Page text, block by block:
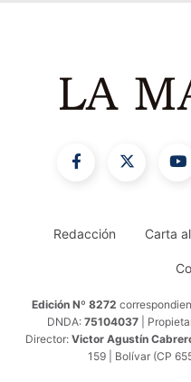
Redacción Carta
Edición Nº 8272
DNDA: 75104037 |
Director: Victor Agustín
159 | Bolívar (CP